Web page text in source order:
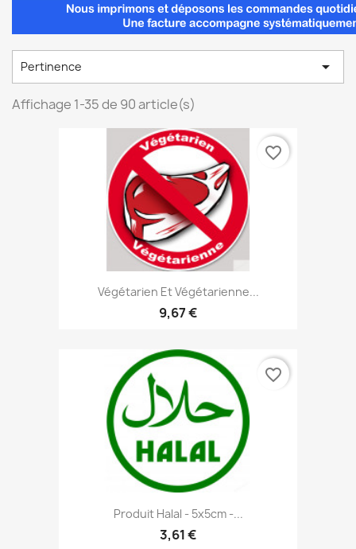
Pertinence 
Affichage 1-35 de 90 article(s)
Végétarien Et Végétarienne...
9,67 €
favorite_border
Produit Halal - 5x5cm -...
3,61 €
favorite_border